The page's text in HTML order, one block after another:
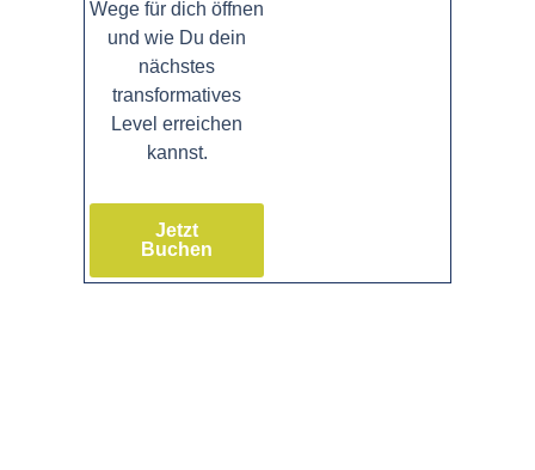
Wege für dich öffnen
und wie Du dein
nächstes
transformatives
Level erreichen
kannst.
Jetzt
Buchen